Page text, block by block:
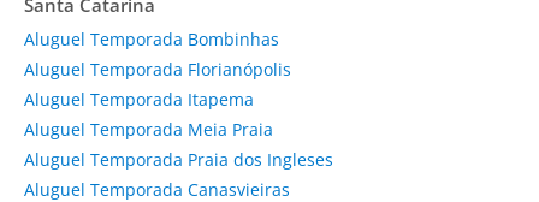
Aluguel Temporada Bombinhas
Aluguel Temporada Florianópolis
Aluguel Temporada Itapema
Aluguel Temporada Meia Praia
Aluguel Temporada Praia dos Ingleses
Aluguel Temporada Canasvieiras